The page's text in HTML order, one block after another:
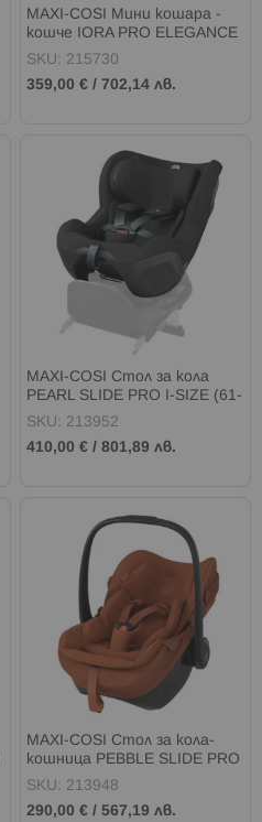
MAXI-COSI Мини кошара -
кошче IORA PRO ELEGANCE
BEIGE
SKU: 215730
359,00 € / 702,14 лв.
MAXI-COSI Стол за кола
PEARL SLIDE PRO I-SIZE (61-
105см) AUTHENTIC BLACK
SKU: 213952
410,00 € /801,89 лв.
MAXI-COSI Стол за кола-
кошница PEBBLE SLIDE PRO
I-SIZE (40-87см) COPPER
SKU: 213948
290,00 € / 567,19 лв.